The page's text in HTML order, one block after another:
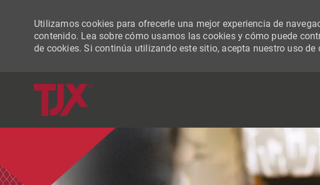
Utilizamos cookies para ofrecerle una mejor experiencia de
contenido. Lea sobre cómo usamos las cookies y cómo puede
de cookies. Si continúa utilizando este sitio, acepta nuestro uso de